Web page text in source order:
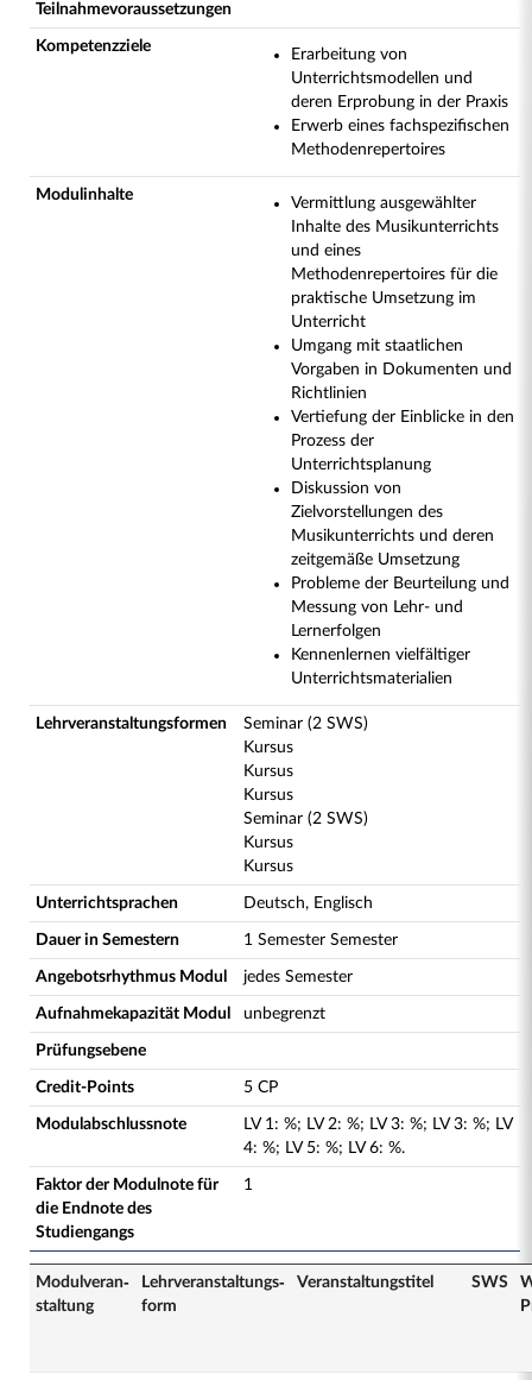
Teilnahmevoraussetzungen
Kompetenzziele
Erarbeitung von
Unterrichtsmodellen und
deren Erprobung in der Praxis
Erwerb eines fachspezifischen
Methodenrepertoires
Modulinhalte
Vermittlung ausgewählter
Inhalte des Musikunterrichts
und eines
Methodenrepertoires für die
praktische Umsetzung im
Unterricht
Umgang mit staatlichen
Vorgaben in Dokumenten und
Richtlinien
Vertiefung der Einblicke in den
Prozess der
Unterrichtsplanung
Diskussion von
Zielvorstellungen des
Musikunterrichts und deren
zeitgemäße Umsetzung
Probleme der Beurteilung und
Messung von Lehr- und
Lernerfolgen
Kennenlernen vielfältiger
Unterrichtsmaterialien
Lehrveranstaltungsformen
Seminar (2 SWS)
Kursus
Kursus
Kursus
Seminar (2 SWS)
Kursus
Kursus
Unterrichtsprachen Deutsch, Englisch
Dauer in Semestern 1 Semester Semester
Angebotsrhythmus Modul jedes Semester
Aufnahmekapazität Modul unbegrenzt
Prüfungsebene
Credit-Points 5 CP
Modulabschlussnote LV 1: %; LV 2: %; LV 3: %; LV 3: %; LV
4: %; LV 5: %; LV 6: %.
Faktor der Modulnote für
die Endnote des
Studiengangs
1
Modulveran­
staltung
Lehrveranstaltungs­
form
Veranstaltungs­titel SWS